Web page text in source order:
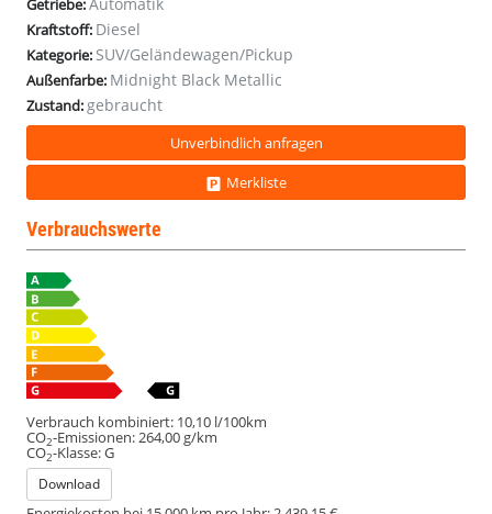
Matrix
Matrix
Matrix
Matrix
Getriebe:
Kraftstoff: Diesel
Kategorie: SUV/Geländewagen/Pickup
Außenfarbe: Midnight Black Metallic
Zustand: gebraucht
Unverbindlich anfragen
Merkliste
Verbrauchswerte
Verbrauch kombiniert: 10,10 l/100km
CO2-Emissionen:264,00 g/km
CO2-Klasse:G
Download